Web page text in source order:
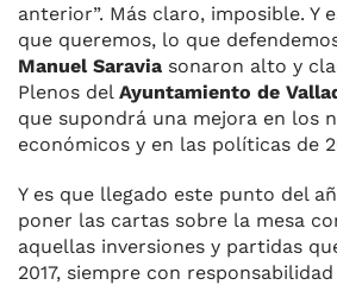
anterior”. Más claro, imposible. Y
que queremos, lo que
Manuel Saravia sonaron alto y
Plenos del Ayuntamiento de
que supondrá una mejora en los
económicos y en las políticas de
Y es que llegado este punto del
poner las cartas sobre la mesa
aquellas inversiones y partidas
2017, siempre con